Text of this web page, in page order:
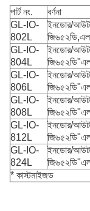
পার্ট নং.
বর্ণনা
GL-IO-
802L
ইনডোর/
GL-IO-
804L
ইনডোর/
জি৬৫২ডি
GL-IO-
806L
ইনডোর/
জি৬৫২ডি
GL-IO-
808L
ইনডোর/
জি৬৫২ডি
GL-IO-
812L
ইনডোর/
জি৬৫২ডি
GL-IO-
824L
ইনডোর/
জি৬৫২ডি
* কাস্টমাইজড